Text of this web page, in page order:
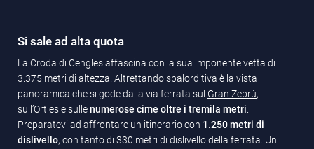
Si sale ad alta quota
La Croda di Cengles affascina con la sua imponente vetta di
3.375 metri di altezza. Altrettando sbalorditiva è la vista
panoramica che si gode dalla via ferrata sul Gran Zebrù,
sull’Ortles e sullenumerose cime oltre i tremila metri
Preparatevi ad affrontare un itinerario con 1.250 metri di
dislivello, con tanto di 330 metri di dislivello della ferrata. Un